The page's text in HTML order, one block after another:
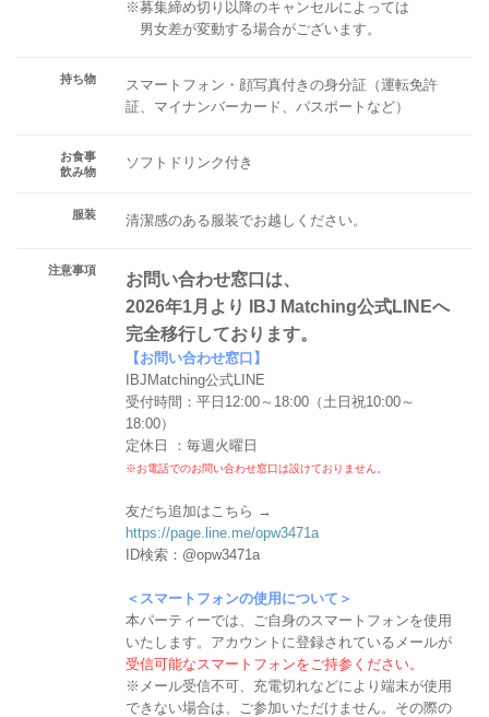
※募集締め切り以降のキャンセルによっては
男女差が変動する場合がございます。
持ち物
スマートフォン・顔写真付きの身分証（運転免許
証、マイナンバーカード、パスポートなど）
お食事
飲み物
ソフトドリンク付き
服装 清潔感のある服装でお越しください。
注意事項
お問い合わせ窓口は、
2026年1月より IBJ Matching公式LINEへ
完全移行しております。
【お問い合わせ窓口】
IBJMatching公式LINE
受付時間：平日12:00～18:00（土日祝10:00～
18:00）
定休日 ：毎週火曜日
※お電話でのお問い合わせ窓口は設けておりません。
友だち追加はこちら →
https://page.line.me/opw3471a
ID検索：@opw3471a
＜スマートフォンの使用について＞
本パーティーでは、ご自身のスマートフォンを使用
いたします。アカウントに登録されているメールが
受信可能なスマートフォンをご持参ください。
※メール受信不可、充電切れなどにより端末が使用
できない場合は、ご参加いただけません。その際の